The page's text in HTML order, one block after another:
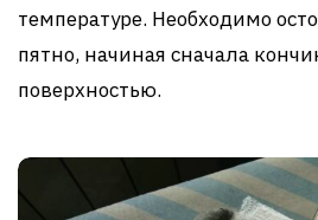
температуре. Необходимо
пятно, начиная сначала
поверхностью.